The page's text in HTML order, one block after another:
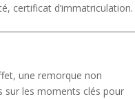
certificat d’immatriculation.
une remorque non
sur les moments clés pour